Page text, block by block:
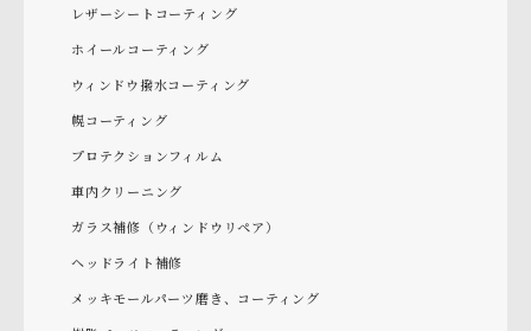
レザーシートコーティング
ホイールコーティング
ウィンドウ撥水コーティング
幌コーティング
プロテクションフィルム
車内クリーニング
ガラス補修（ウィンドウリペア）
ヘッドライト補修
メッキモールパーツ磨き、コーティング